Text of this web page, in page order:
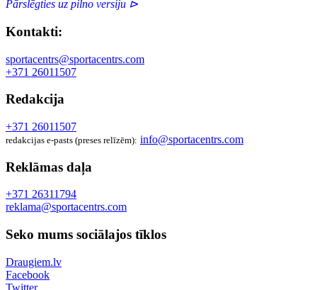
Pārslēgties uz pilno versiju ⊳
Kontakti:
sportacentrs@sportacentrs.com
+371 26011507
Redakcija
+371 26011507
redakcijas e-pasts (preses relīzēm): info@sportacentrs.com
Reklāmas daļa
+371 26311794
reklama@sportacentrs.com
Seko mums sociālajos tīklos
Draugiem.lv
Facebook
Twitter